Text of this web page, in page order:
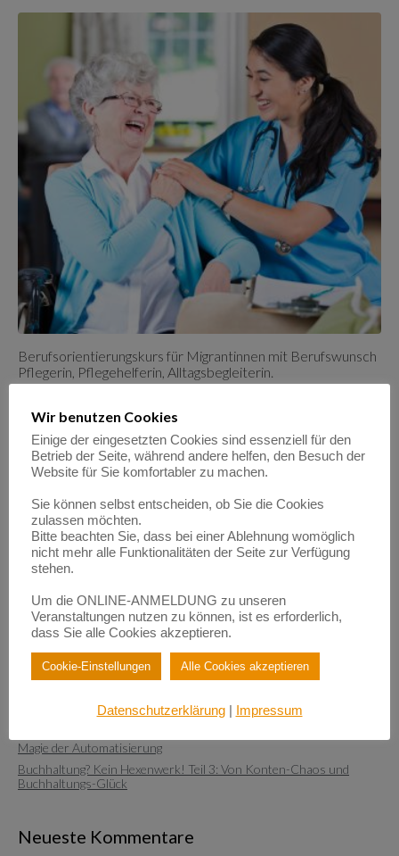
Berufsorientierungskurs für Migrantinnen mit Berufswunsch
Pflegerin, Pflegehelferin, Alltagsbegleiterin.
Lies weiter
Buchhaltung? Kein Hexenwerk! Teil 7: Vom Esstisch zum echten
Arbeitsplatz – und der Frage, was „sofort“ und was „nach und nach“
abgeschrieben wird
Buchhaltung? Kein Hexenwerk! Teil 6: Werbung, Erfolg und die Falle
des „Reverse Charge“
dem Mut zum „Abschicken“
Magie der Automatisierung
Buchhaltung? Kein Hexenwerk! Teil 3: Von Konten-Chaos und
Buchhaltungs-Glück
Neueste Kommentare
Wir benutzen Cookies
Einige der eingesetzten Cookies sind essenziell für den
Betrieb der Seite, während andere helfen, den Besuch der
Website für Sie komfortabler zu machen.
Sie können selbst entscheiden, ob Sie die Cookies
zulassen möchten.
Bitte beachten Sie, dass bei einer Ablehnung womöglich
nicht mehr alle Funktionalitäten der Seite zur Verfügung
stehen.
Um die ONLINE-ANMELDUNG zu unseren
Veranstaltungen nutzen zu können, ist es erforderlich,
dass Sie alle Cookies akzeptieren.
Cookie-Einstellungen Alle Cookies akzeptieren
Datenschutzerklärung| Impressum